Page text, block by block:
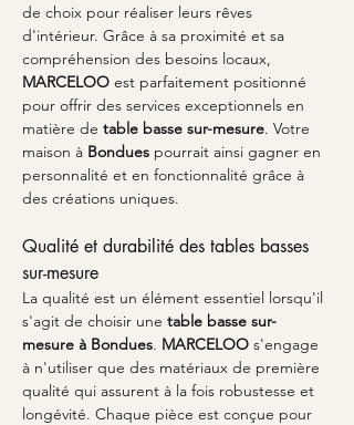
de choix pour réaliser leurs rêves
d'intérieur. Grâce à sa proximité et sa
compréhension des besoins locaux,
MARCELOO est parfaitement positionné
pour offrir des services exceptionnels en
matière de table basse sur-mesure. Votre
maison à Bondues pourrait ainsi gagner en
personnalité et en fonctionnalité grâce à
des créations uniques.
Qualité et durabilité des tables basses
sur-mesure
La qualité est un élément essentiel lorsqu'il
s'agit de choisir une table basse sur-
mesure à Bondues. MARCELOO s'engage
à n'utiliser que des matériaux de première
qualité qui assurent à la fois robustesse et
longévité. Chaque pièce est conçue pour